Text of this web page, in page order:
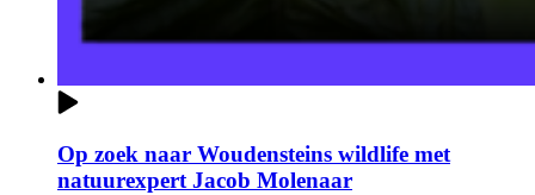
Op zoek naar Woudensteins wildlife met
natuurexpert Jacob Molenaar